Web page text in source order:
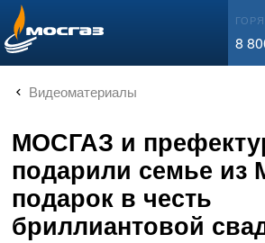
info@mos-gaz.ru
8
Видеоматериалы
МОСГАЗ и
подарили семье из
подарок в честь
бриллиантовой